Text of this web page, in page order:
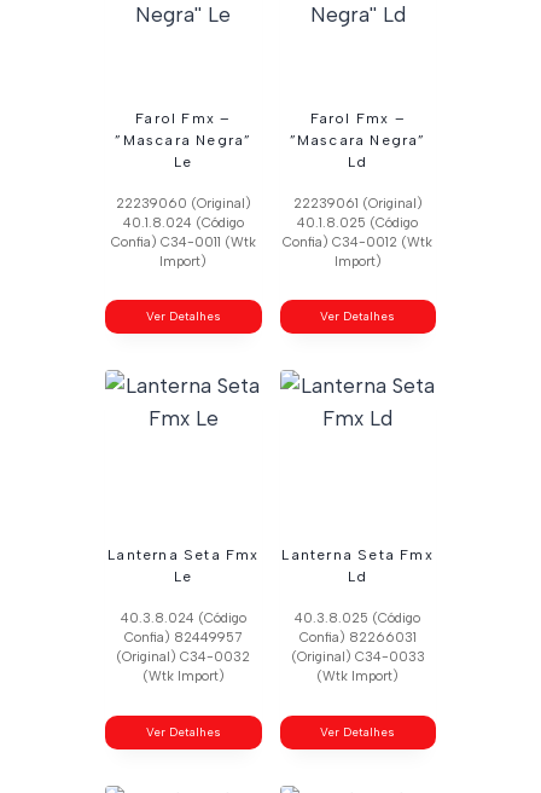
Farol Fmx –
”Mascara Negra”
Le
22239060 (Original)
40.1.8.024 (Código
Confia) C34-0011 (Wtk
Import)
Ver Detalhes
Farol Fmx –
”Mascara Negra”
Ld
22239061 (Original)
40.1.8.025 (Código
Confia) C34-0012 (Wtk
Import)
Ver Detalhes
Lanterna Seta Fmx
Le
40.3.8.024 (Código
Confia) 82449957
(Original) C34-0032
(Wtk Import)
Ver Detalhes
Lanterna Seta Fmx
Ld
40.3.8.025 (Código
Confia) 82266031
(Original) C34-0033
(Wtk Import)
Ver Detalhes